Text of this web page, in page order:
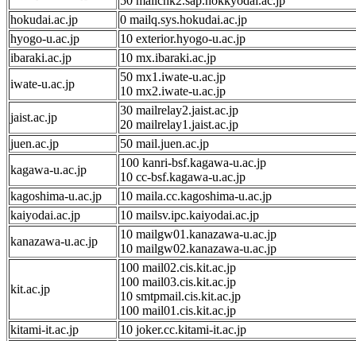
hokudai.ac.jp
0 mailq.sys.hokudai.ac.jp
hyogo-u.ac.jp
10 exterior.hyogo-u.ac.jp
ibaraki.ac.jp
10 mx.ibaraki.ac.jp
iwate-u.ac.jp
50 mx1.iwate-u.ac.jp
10 mx2.iwate-u.ac.jp
jaist.ac.jp
30 mailrelay2.jaist.ac.jp
20 mailrelay1.jaist.ac.jp
juen.ac.jp
50 mail.juen.ac.jp
kagawa-u.ac.jp
100 kanri-bsf.kagawa-u.ac.jp
10 cc-bsf.kagawa-u.ac.jp
kagoshima-u.ac.jp
10 maila.cc.kagoshima-u.ac.jp
kaiyodai.ac.jp
10 mailsv.ipc.kaiyodai.ac.jp
kanazawa-u.ac.jp
10 mailgw01.kanazawa-u.ac.jp
10 mailgw02.kanazawa-u.ac.jp
kit.ac.jp
100 mail02.cis.kit.ac.jp
100 mail03.cis.kit.ac.jp
10 smtpmail.cis.kit.ac.jp
100 mail01.cis.kit.ac.jp
kitami-it.ac.jp
10 joker.cc.kitami-it.ac.jp